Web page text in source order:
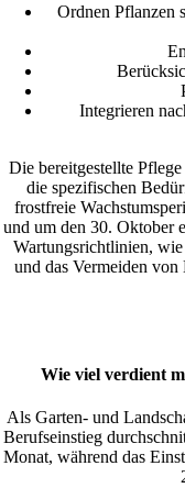
Ordnen Pflanzen
Integrieren
Die bereitgestellte
die spezifischen
frostfreie
und um den 30. Oktober
Wartungsrichtlinien, wie
und das Vermeiden von
Wie viel verdient
Als Garten- und
Berufseinstieg
Monat, während das